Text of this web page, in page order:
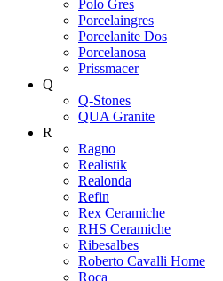
Polo Gres
Porcelaingres
Porcelanite Dos
Porcelanosa
Prissmacer
Q
Q-Stones
QUA Granite
R
Ragno
Realistik
Realonda
Refin
Rex Ceramiche
RHS Ceramiche
Ribesalbes
Roberto Cavalli Home
Roca